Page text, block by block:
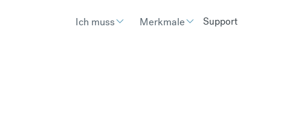
Ich muss Merkmale Support